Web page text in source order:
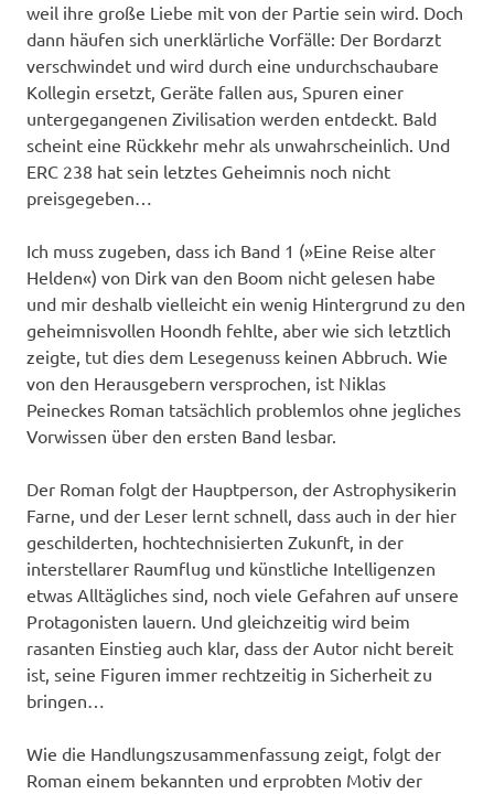
weil ihre große Liebe mit von der Partie sein wird. Doch
dann häufen sich unerklärliche Vorfälle: Der Bordarzt
verschwindet und wird durch eine undurchschaubare
Kollegin ersetzt, Geräte fallen aus, Spuren einer
untergegangenen Zivilisation werden entdeckt. Bald
scheint eine Rückkehr mehr als unwahrscheinlich. Und
ERC 238 hat sein letztes Geheimnis noch nicht
preisgegeben…
Ich muss zugeben, dass ich Band 1 (»Eine Reise alter
Helden«) von Dirk van den Boom nicht gelesen habe
und mir deshalb vielleicht ein wenig Hintergrund zu den
geheimnisvollen Hoondh fehlte, aber wie sich letztlich
zeigte, tut dies dem Lesegenuss keinen Abbruch. Wie
von den Herausgebern versprochen, ist Niklas
Peineckes Roman tatsächlich problemlos ohne jegliches
Vorwissen über den ersten Band lesbar.
Der Roman folgt der Hauptperson, der Astrophysikerin
Farne, und der Leser lernt schnell, dass auch in der hier
geschilderten, hochtechnisierten Zukunft, in der
interstellarer Raumflug und künstliche Intelligenzen
etwas Alltägliches sind, noch viele Gefahren auf unsere
Protagonisten lauern. Und gleichzeitig wird beim
rasanten Einstieg auch klar, dass der Autor nicht bereit
ist, seine Figuren immer rechtzeitig in Sicherheit zu
bringen…
Wie die Handlungszusammenfassung zeigt, folgt der
Roman einem bekannten und erprobten Motiv der